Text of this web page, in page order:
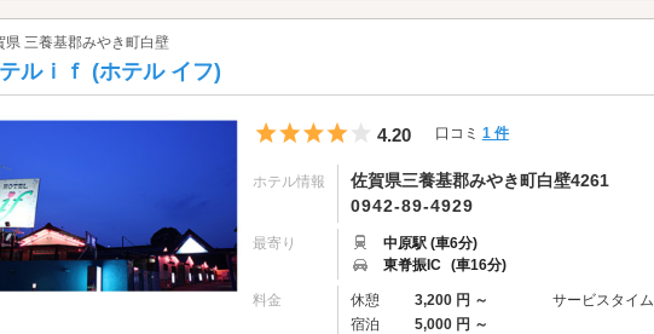
県 三養基郡みやき町白壁
ルｉｆ (ホテル イフ)
5つ星のうち4
4.20 口コミ 1 件
ホテル情報
佐賀県三養基郡みやき町白壁4261
0942-89-4929
最寄り
中原駅 (車6分)
東脊振IC (車16分)
料金 休憩 3,200 円 ～ サービスタイム
宿泊
5,000 円 ～